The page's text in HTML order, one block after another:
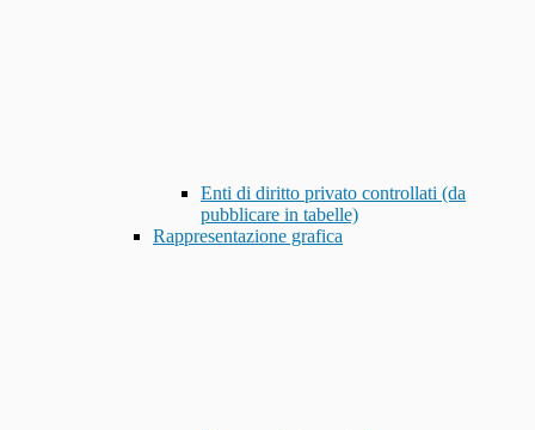
Enti di diritto privato controllati (da
pubblicare in tabelle)
Rappresentazione grafica